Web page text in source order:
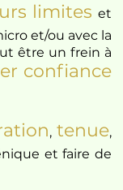
limites et
et/ou avec la
être un frein à
confiance
,tenue,
et faire de